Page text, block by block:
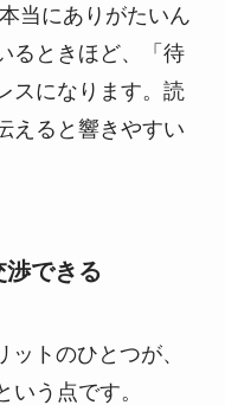
当にありがたいん
るときほど、「待
スになります。読
えると響きやすい
できる
トのひとつが、
いう点です。